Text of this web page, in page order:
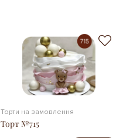
Торти на замовлення
Торт №715